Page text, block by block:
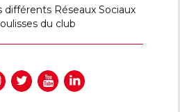
différents Réseaux Sociaux
du club